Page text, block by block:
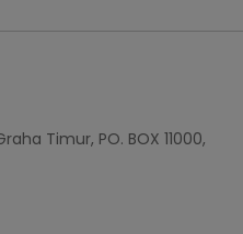
Timur, PO. BOX 11000,